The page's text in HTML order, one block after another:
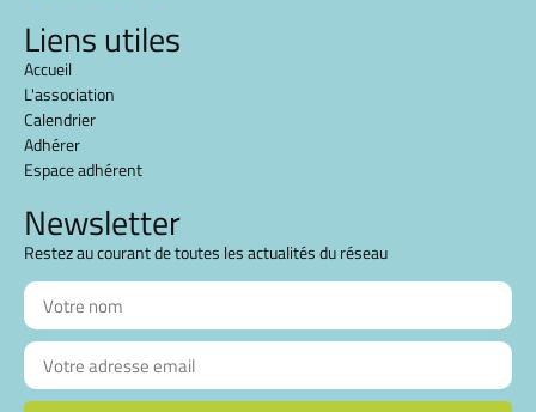
Liens utiles
Accueil
L'association
Calendrier
Adhérer
Espace adhérent
Newsletter
Restez au courant de toutes les actualités du réseau